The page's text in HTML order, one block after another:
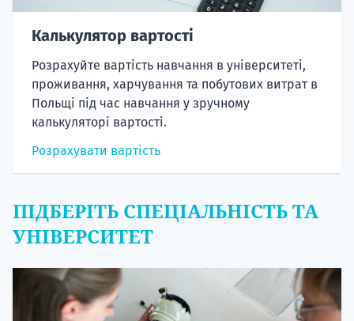
Калькулятор вартості
Розрахуйте вартість навчання в університеті,
проживання, харчування та побутових витрат в
Польщі під час навчання у зручному
калькуляторі вартості.
Розрахувати вартість
ПІДБЕРІТЬ СПЕЦІАЛЬНІСТЬ ТА
УНІВЕРСИТЕТ